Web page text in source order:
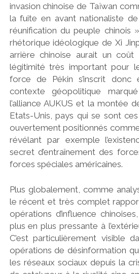
invasion chinoise de Taïwan
la fuite en avant nationaliste
réunification du peuple
rhétorique idéologique de Xi
arrière chinoise aurait un
légitimité très important pour
force de Pékin s’inscrit donc
contexte géopolitique
l’alliance AUKUS et la montée
Etats-Unis, pays qui se sont
ouvertement positionnés
révélant par exemple
secret d’entraînement des
forces spéciales américaines.
Plus globalement, comme
le récent et très complet
opérations d’influence
plus en plus pressante à
C’est particulièrement visible
opérations de désinformation
les réseaux sociaux depuis la